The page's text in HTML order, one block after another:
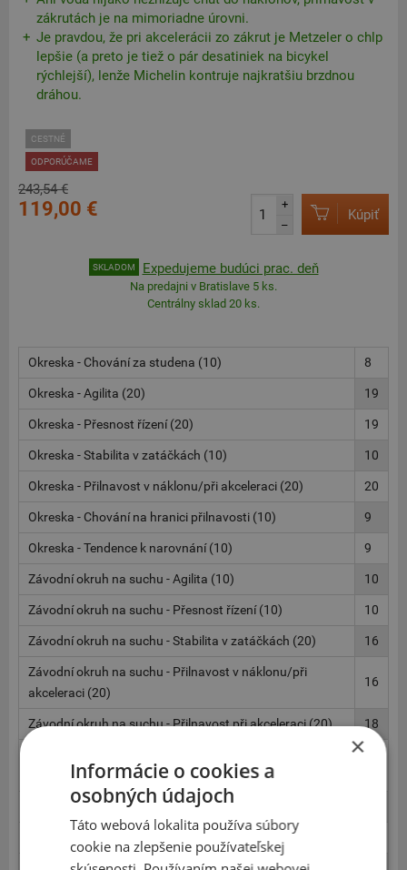
zákrutách je na mimoriadne úrovni.
Je pravdou, že pri akcelerácii zo zákrut je Metzeler o chlp
lepšie (a preto je tiež o pár desatiniek na bicykel
rýchlejší), lenže Michelin kontruje najkratšiu brzdnou
dráhou.
CESTNÉ
ODPORÚČAME
243,54 €
119,00 €
+
–
Kúpiť
SKLADOM Expedujeme budúci prac. deň
Na predajni v Bratislave 5 ks.
Centrálny sklad 20 ks.
Okreska - Chování za studena (10) 8
Okreska - Agilita (20) 19
Okreska - Přesnost řízení (20) 19
Okreska - Stabilita v zatáčkách (10) 10
Okreska - Přilnavost v náklonu/při akceleraci (20) 20
Okreska - Chování na hranici přilnavosti (10) 9
Okreska - Tendence k narovnání (10) 9
Závodní okruh na suchu - Agilita (10) 10
Závodní okruh na suchu - Přesnost řízení (10) 10
Závodní okruh na suchu - Stabilita v zatáčkách (20) 16
Závodní okruh na suchu - Přilnavost v náklonu/při
akceleraci (20)
16
Závodní okruh na suchu - Přilnavost při akceleraci (20) 18
Pneumatiky na mokru - Agilita (10)
Pneumatiky na mokru - Přesnost řízení (20)
×
Informácie o cookies a
osobných údajoch
Táto webová lokalita používa súbory
cookie na zlepšenie používateľskej